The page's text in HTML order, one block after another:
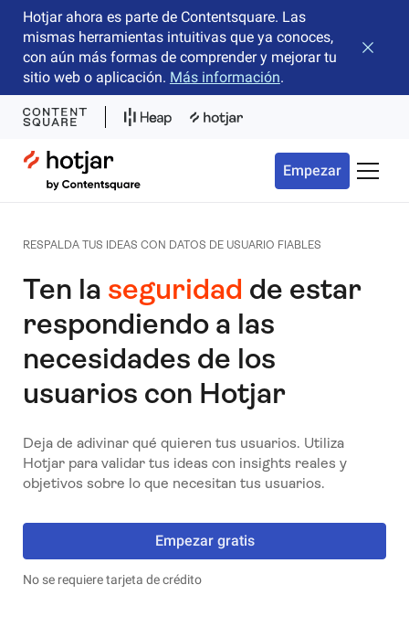
Hotjar ahora es parte de Contentsquare. Las
mismas herramientas intuitivas que ya conoces,
con aún más formas de comprender y mejorar tu
sitio web o aplicación. Más información.
Cerrar
Hotjar Logo
Empezar Menú
RESPALDA TUS IDEAS CON DATOS DE USUARIO FIABLES
Ten la seguridad de estar
respondiendo a las
necesidades de los
usuarios con Hotjar
Deja de adivinar qué quieren tus usuarios. Utiliza
Hotjar para validar tus ideas con insights reales y
objetivos sobre lo que necesitan tus usuarios.
Empezar gratis
No se requiere tarjeta de crédito